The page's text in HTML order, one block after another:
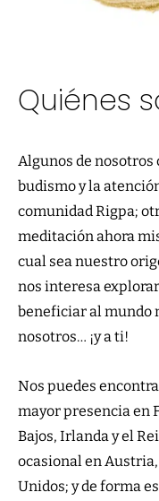
Quiénes
Algunos de
budismo y la
comunidad Rigpa;
meditación ahora
cual sea nuestro
nos interesa
beneficiar al mundo
nosotros… ¡y a ti!
Nos puedes
mayor presencia en
Bajos, Irlanda y el
ocasional en
Unidos; y de forma